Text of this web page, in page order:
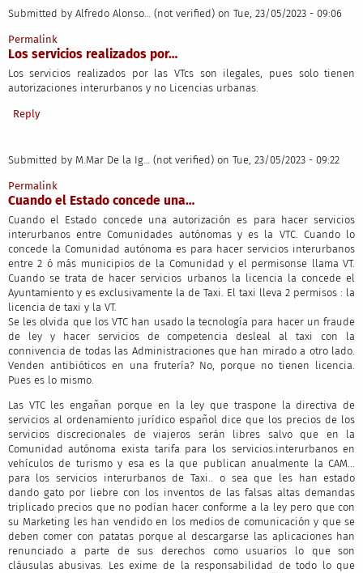
Submitted by Alfredo Alonso… (not verified) on Tue, 23/05/2023 - 09:06
Permalink
Los servicios realizados por…
Los servicios realizados por las VTcs son ilegales, pues solo tienen
autorizaciones interurbanos y no Licencias urbanas.
Reply
Submitted by M.Mar De la Ig… (not verified) on Tue, 23/05/2023 - 09:22
Permalink
Cuando el Estado concede una…
Cuando el Estado concede una autorización es para hacer servicios
interurbanos entre Comunidades autónomas y es la VTC. Cuando lo
concede la Comunidad autónoma es para hacer servicios interurbanos
entre 2 ó más municipios de la Comunidad y el permisonse llama VT.
Cuando se trata de hacer servicios urbanos la licencia la concede el
Ayuntamiento y es exclusivamente la de Taxi. El taxi lleva 2 permisos : la
licencia de taxi y la VT.
Se les olvida que los VTC han usado la tecnología para hacer un fraude
de ley y hacer servicios de competencia desleal al taxi con la
connivencia de todas las Administraciones que han mirado a otro lado.
Venden antibióticos en una frutería? No, porque no tienen licencia.
Pues es lo mismo.
Las VTC les engañan porque en la ley que traspone la directiva de
servicios al ordenamiento jurídico español dice que los precios de los
servicios discrecionales de viajeros serán libres salvo que en la
Comunidad autónoma exista tarifa para los servicios.interurbanos en
vehículos de turismo y esa es la que publican anualmente la CAM...
para los servicios interurbanos de Taxi.. o sea que les han estado
dando gato por liebre con los inventos de las falsas altas demandas
triplicado precios que no podían hacer conforme a la ley pero que con
su Marketing les han vendido en los medios de comunicación y que se
deben comer con patatas porque al descargarse las aplicaciones han
renunciado a parte de sus derechos como usuarios lo que son
cláusulas abusivas. Les exime de la responsabilidad de todo lo que